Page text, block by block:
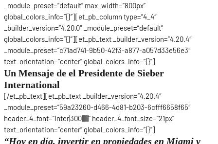
_module_preset=”default” max_width=”800px”
global_colors_info=”{}”][et_pb_column type=”4_4″
_builder_version=”4.20.0″ _module_preset=”default”
global_colors_info=”{}”][et_pb_text _builder_version=”4.20.4″
_module_preset=”c71ad741-9b50-42f3-a877-a057d33e56e3″
text_orientation=”center” global_colors_info=”{}”]
Un Mensaje de el Presidente de Sieber
International
[/et_pb_text][et_pb_text _builder_version=”4.20.4″
_module_preset=”59a23260-d466-4d81-b203-6cfff6658f65″
header_4_font=”Inter|300|||||||” header_4_font_size=”21px”
text_orientation=”center” global_colors_info=”{}”]
“Hoy en día, invertir en propiedades en Miami y